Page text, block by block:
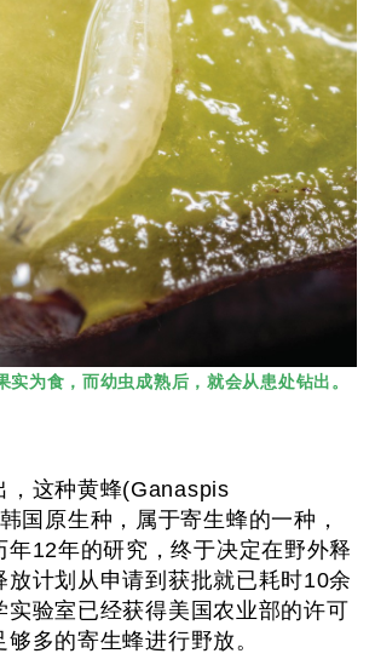
实为食，而幼虫成熟后，就会从患处钻出。
，这种黄蜂(Ganaspis
国原生种，属于寄生蜂的一种，
年12年的研究，终于决定在野外释
放计划从申请到获批就已耗时10余
实验室已经获得美国农业部的许可
多的寄生蜂进行野放。